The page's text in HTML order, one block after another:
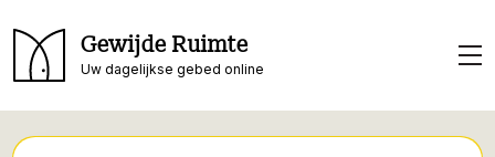
Gewijde Ruimte
Uw dagelijkse gebed online